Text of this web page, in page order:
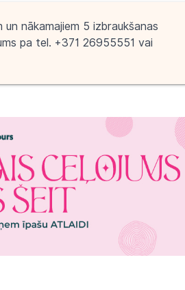
nākamajiem 5 izbraukšanas
pa tel. +371 26955551 vai